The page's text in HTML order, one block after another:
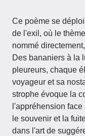
Ce poème se
de l'exil, où le
nommé
Des bananiers à la
pleureurs, chaque
voyageur et sa
strophe évoque la
l'appréhension
le souvenir et la
dans l'art de